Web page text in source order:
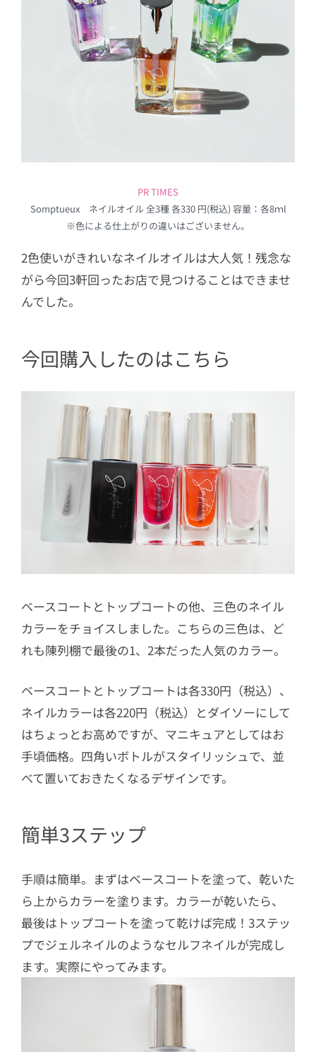
PR TIMES
Somptueux ネイルオイル 全3種 各330 円(税込) 容量：各8ｍl
※色による仕上がりの違いはございません。
2色使いがきれいなネイルオイルは大人気！残念な
がら今回3軒回ったお店で見つけることはできませ
んでした。
今回購入したのはこちら
ベースコートとトップコートの他、三色のネイル
カラーをチョイスしました。こちらの三色は、ど
れも陳列棚で最後の1、2本だった人気のカラー。
ベースコートとトップコートは各330円（税込）、
ネイルカラーは各220円（税込）とダイソーにして
はちょっとお高めですが、マニキュアとしてはお
手頃価格。四角いボトルがスタイリッシュで、並
べて置いておきたくなるデザインです。
簡単3ステップ
手順は簡単。まずはベースコートを塗って、乾いた
ら上からカラーを塗ります。カラーが乾いたら、
最後はトップコートを塗って乾けば完成！3ステッ
プでジェルネイルのようなセルフネイルが完成し
ます。実際にやってみます。